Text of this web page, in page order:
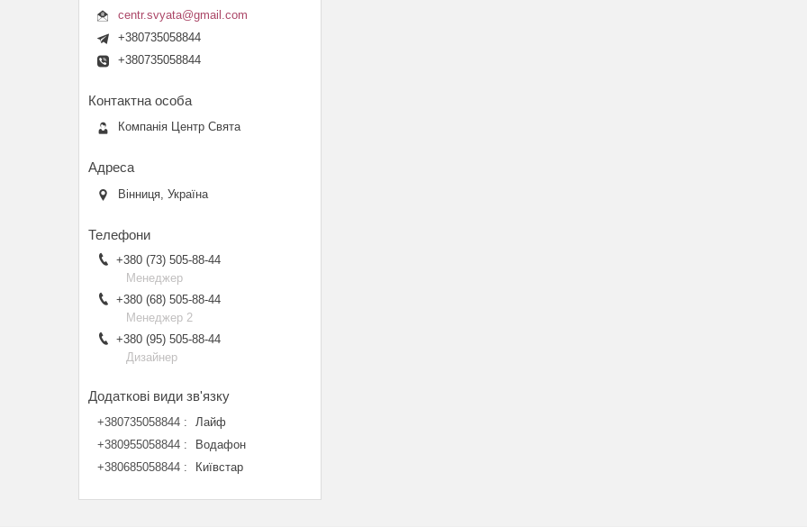
centr.svyata@gmail.com
+380735058844
+380735058844
Компанія Центр Свята
Вінниця, Україна
+380 (73) 505-88-44
Менеджер
+380 (68) 505-88-44
Менеджер 2
+380 (95) 505-88-44
Дизайнер
+380735058844
Лайф
+380955058844
Водафон
+380685058844
Київстар